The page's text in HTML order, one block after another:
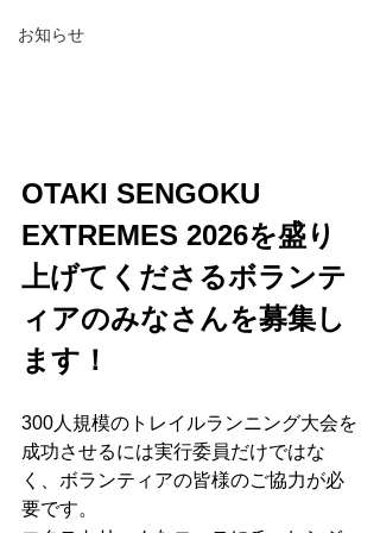
お知らせ
OTAKI SENGOKU
EXTREMES 2026を盛り
上げてくださるボランテ
ィアのみなさんを募集し
ます！
300人規模のトレイルランニング大会を
成功させるには実行委員だけではな
く、ボランティアの皆様のご協力が必
要です。